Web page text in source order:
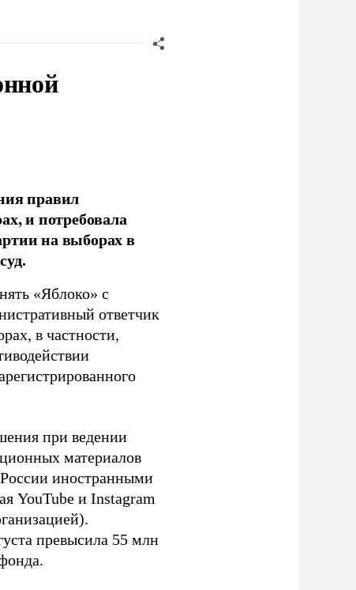
правил
и потребовала
на выборах в
«Яблоко» с
ответчик
в частности,
при ведении
материалов
иностранными
YouTube и Instagram
превысила 55 млн